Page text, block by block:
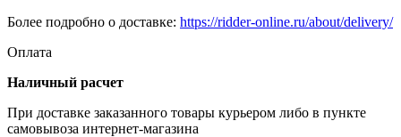
Более подробно о доставке: https://ridder-online.ru/about/delivery/
Оплата
Наличный расчет
При доставке заказанного товары курьером либо в пункте
самовывоза интернет-магазина